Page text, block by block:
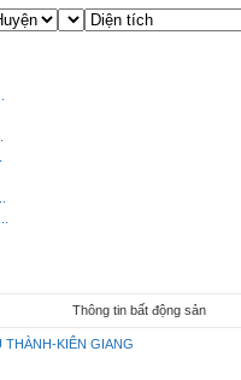
Thông tin bất động sản
THÀNH-KIÊN GIANG